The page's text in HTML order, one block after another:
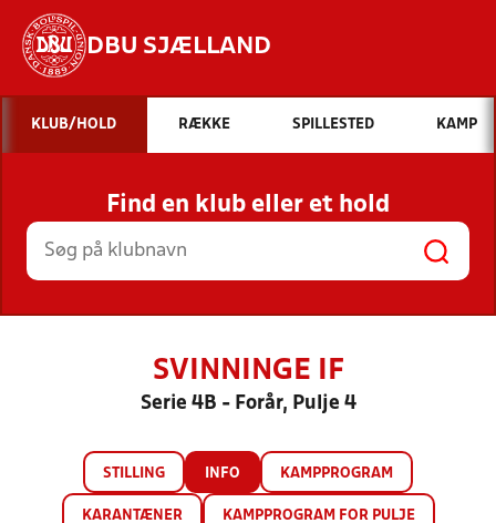
DBU SJÆLLAND
Hvad vil du søge efter?
INDHOLD OG NYHEDER
STILLINGER, RESULTATER, KLUBBER OG
HOLD
KLUB/HOLD RÆKKE SPILLESTED KAMP
Find en klub eller et hold
SVINNINGE IF
Serie 4B - Forår, Pulje 4
STILLING INFO KAMPPROGRAM
KARANTÆNER KAMPPROGRAM FOR PULJE